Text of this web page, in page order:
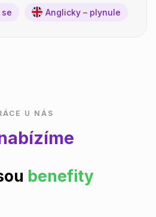
Anglicky – plynule
U NÁS
benefity